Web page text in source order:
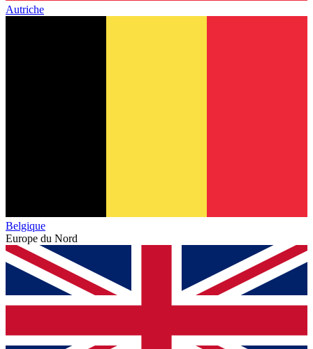
Autriche
Belgique
Europe du Nord